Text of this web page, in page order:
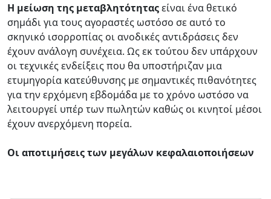
Η μείωση της μεταβλητότηταςείναι ένα θετικό
σημάδι για τους αγοραστές ωστόσο σε αυτό το
σκηνικό ισορροπίας οι ανοδικές αντιδράσεις δεν
έχουν ανάλογη συνέχεια. Ως εκ τούτου δεν υπάρχουν
οι τεχνικές ενδείξεις που θα υποστήριζαν μια
ετυμηγορία κατεύθυνσης με σημαντικές πιθανότητες
για την ερχόμενη εβδομάδα με το χρόνο ωστόσο να
λειτουργεί υπέρ των πωλητών καθώς οι κινητοί μέσοι
έχουν ανερχόμενη πορεία.
Oι αποτιμήσεις των μεγάλων κεφαλαιοποιήσεων